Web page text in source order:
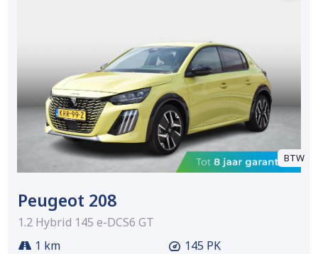
BTW
Peugeot 208
1.2 Hybrid 145 e-DCS6 GT
1 km
145 PK